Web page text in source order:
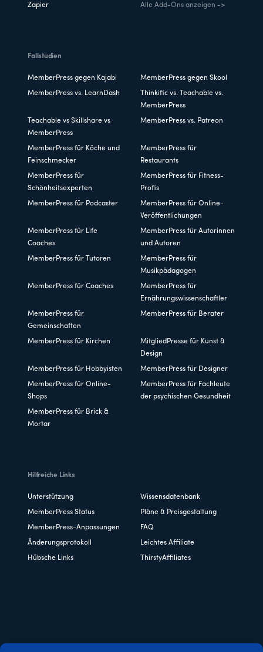
Zapier Alle Add-Ons anzeigen ->
Fallstudien
MemberPress gegen Kajabi MemberPress gegen Skool
MemberPress vs. LearnDash
Thinkific vs. Teachable vs.
MemberPress
Teachable vs Skillshare vs
MemberPress
MemberPress vs. Patreon
MemberPress für Köche und
Feinschmecker
MemberPress für
Restaurants
MemberPress für
Schönheitsexperten
MemberPress für Fitness-
Profis
MemberPress für Podcaster
MemberPress für Online-
Veröffentlichungen
MemberPress für Life
Coaches
MemberPress für Autorinnen
und Autoren
MemberPress für Tutoren
MemberPress für
Musikpädagogen
MemberPress für Coaches
MemberPress für
Ernährungswissenschaftler
MemberPress für
Gemeinschaften
MemberPress für Berater
MemberPress für Kirchen
MitgliedPresse für Kunst &
Design
MemberPress für Hobbyisten MemberPress für Designer
MemberPress für Online-
Shops
MemberPress für Fachleute
der psychischen Gesundheit
MemberPress für Brick &
Mortar
Hilfreiche Links
Unterstützung Wissensdatenbank
MemberPress Status Pläne & Preisgestaltung
MemberPress-Anpassungen FAQ
Änderungsprotokoll Leichtes Affiliate
Hübsche Links ThirstyAffiliates